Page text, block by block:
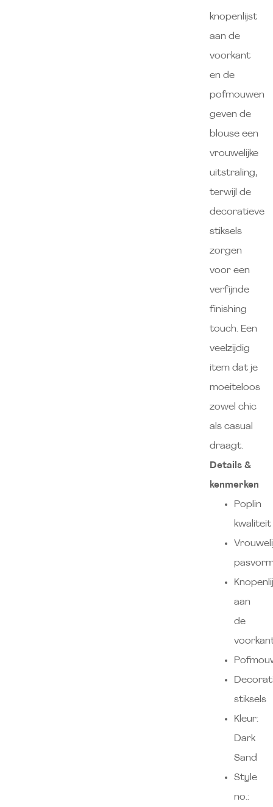
knopenlijst
aan de
voorkant
en de
pofmouwen
geven de
blouse een
vrouwelijke
uitstraling,
terwijl de
decoratieve
stiksels
zorgen
voor een
verfijnde
finishing
touch. Een
veelzijdig
item dat je
moeiteloos
zowel chic
als casual
draagt.
Details &
kenmerken
Poplin
kwaliteit
aan
de
stiksels
Kleur:
Dark
Sand
Style
no.: